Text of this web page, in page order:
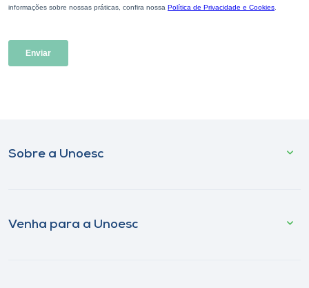
Sobre a Unoesc
Venha para a Unoesc